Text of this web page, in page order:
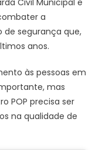
a
de segurança que,
anos.
às pessoas em
mas
POP precisa ser
na qualidade de